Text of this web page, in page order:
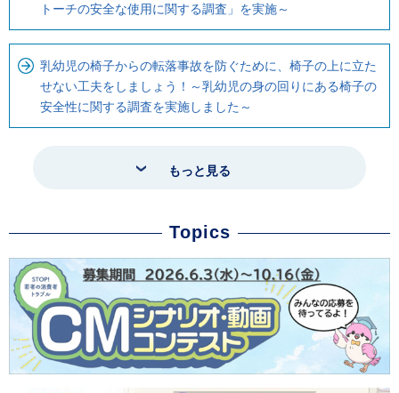
トーチの安全な使用に関する調査」を実施～
乳幼児の椅子からの転落事故を防ぐために、椅子の上に立た
せない工夫をしましょう！～乳幼児の身の回りにある椅子の
安全性に関する調査を実施しました～
もっと見る
Topics